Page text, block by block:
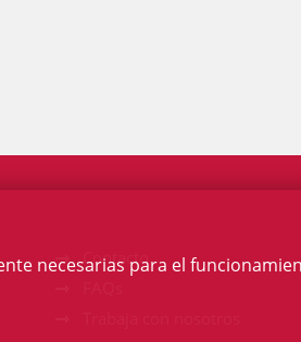
Contacto
necesarias para el